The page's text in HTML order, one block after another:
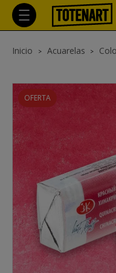
Inicio Acuarelas
OFERTA